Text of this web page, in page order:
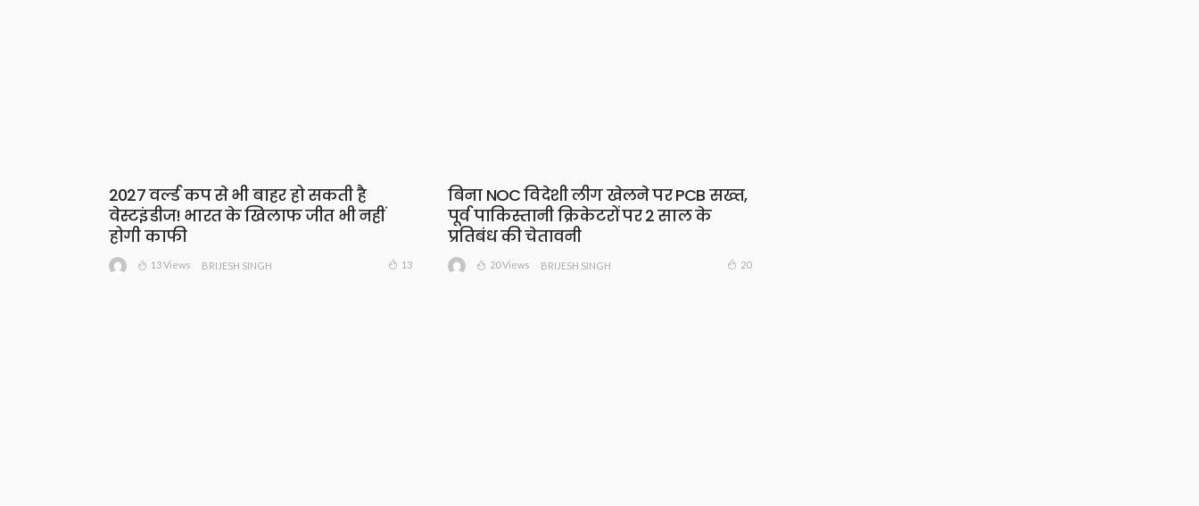
2027 वर्ल्ड कप से भी बाहर हो सकती है
वेस्टइंडीज! भारत के खिलाफ जीत भी नहीं
होगी काफी
13 Views BRIJESH SINGH 13
बिना NOC विदेशी लीग खेलने पर PCB सख्त,
पूर्व पाकिस्तानी क्रिकेटरों पर 2 साल के
प्रतिबंध की चेतावनी
20 Views BRIJESH SINGH 20